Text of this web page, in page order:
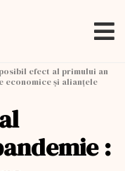
efect al primului an
economice și alianțele
: